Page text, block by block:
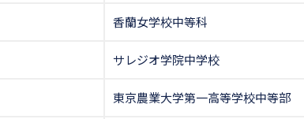
香蘭女学校中等科
サレジオ学院中学校
東京農業大学第一高等学校中等部